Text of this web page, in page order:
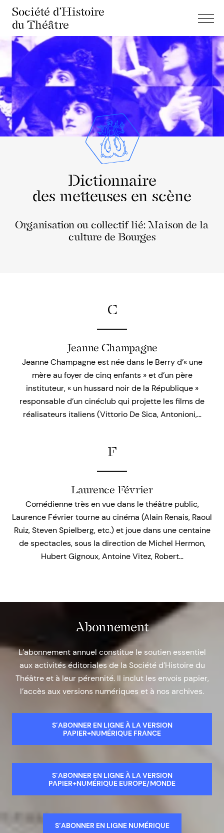
Société d'Histoire
du Théâtre
Dictionnaire
des metteuses en scène
Organisation ou collectif lié: Maison de la
culture de Bourges
C
Jeanne Champagne
Jeanne Champagne est née dans le Berry d’« une
mère au foyer de cinq enfants » et d’un père
instituteur, « un hussard noir de la République »
responsable d’un cinéclub qui projette les films de
réalisateurs italiens (Vittorio De Sica, Antonioni,…
F
Laurence Février
Comédienne très en vue dans le théâtre public,
Laurence Février tourne au cinéma (Alain Renais, Raoul
Ruiz, Steven Spielberg, etc.) et joue dans une centaine
de spectacles, sous la direction de Michel Hermon,
Hubert Gignoux, Antoine Vitez, Robert…
Abonnement
L’abonnement annuel constitue le soutien essentiel
aux activités éditoriales de la Société d’Histoire du
Théâtre et à leur pérennité. Il inclut les envois papier,
l’accès aux versions numériques et à nos archives.
S’ABONNER EN LIGNE À LA VERSION
PAPIER+NUMÉRIQUE FRANCE
S’ABONNER EN LIGNE À LA VERSION
PAPIER+NUMÉRIQUE EUROPE/MONDE
S’ABONNER EN LIGNE NUMÉRIQUE